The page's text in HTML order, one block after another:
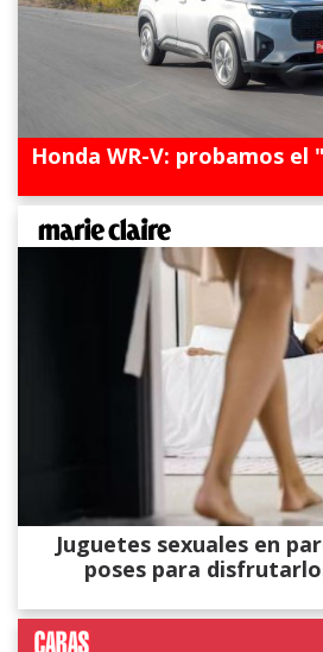
Honda WR-V: probamos el
Juguetes sexuales en
poses para